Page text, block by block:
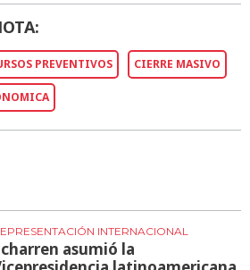
PREVENTIVOS CIERRE MASIVO
INTERNACIONAL
asumió la